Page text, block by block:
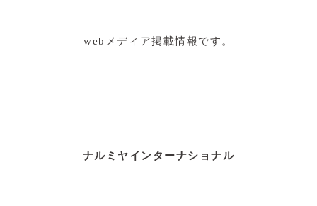
webメディア掲載情報です。
ナルミヤインターナショナル